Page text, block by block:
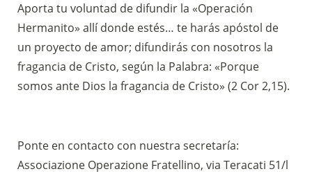
Aporta tu voluntad de difundir la «Operación
Hermanito» allí donde estés… te harás apóstol de
un proyecto de amor; difundirás con nosotros la
fragancia de Cristo, según la Palabra: «Porque
somos ante Dios la fragancia de Cristo» (2 Cor 2,15).
Ponte en contacto con nuestra secretaría:
Associazione Operazione Fratellino, via Teracati 51/l